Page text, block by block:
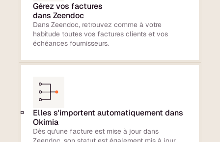
Gérez vos factures
dans Zeendoc
Dans Zeendoc, retrouvez comme à votre
habitude toutes vos factures clients et vos
échéances fournisseurs.
Elles s'importent automatiquement dans
Okimia
Dès qu'une facture est mise à jour dans